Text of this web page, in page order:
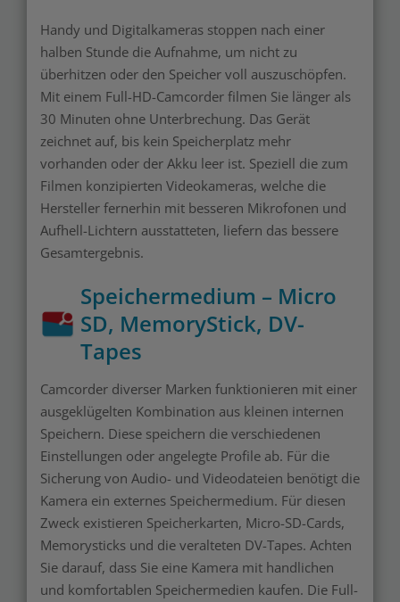
Handy und Digitalkameras stoppen nach einer
halben Stunde die Aufnahme, um nicht zu
überhitzen oder den Speicher voll auszuschöpfen.
Mit einem Full-HD-Camcorder filmen Sie länger als
30 Minuten ohne Unterbrechung. Das Gerät
zeichnet auf, bis kein Speicherplatz mehr
vorhanden oder der Akku leer ist. Speziell die zum
Filmen konzipierten Videokameras, welche die
Hersteller fernerhin mit besseren Mikrofonen und
Aufhell-Lichtern ausstatteten, liefern das bessere
Gesamtergebnis.
Speichermedium – Micro
SD, MemoryStick, DV-
Tapes
Camcorder diverser Marken funktionieren mit einer
ausgeklügelten Kombination aus kleinen internen
Speichern. Diese speichern die verschiedenen
Einstellungen oder angelegte Profile ab. Für die
Sicherung von Audio- und Videodateien benötigt die
Kamera ein externes Speichermedium. Für diesen
Zweck existieren Speicherkarten, Micro-SD-Cards,
Memorysticks und die veralteten DV-Tapes. Achten
Sie darauf, dass Sie eine Kamera mit handlichen
und komfortablen Speichermedien kaufen. Die Full-